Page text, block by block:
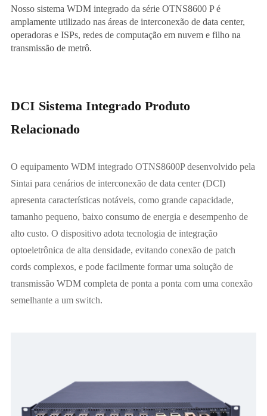
Nosso sistema WDM integrado da série OTNS8600 P é
amplamente utilizado nas áreas de interconexão de data center,
operadoras e ISPs, redes de computação em nuvem e filho na
transmissão de metrô.
DCI Sistema Integrado Produto
Relacionado
O equipamento WDM integrado OTNS8600P desenvolvido pela
Sintai para cenários de interconexão de data center (DCI)
apresenta características notáveis, como grande capacidade,
tamanho pequeno, baixo consumo de energia e desempenho de
alto custo. O dispositivo adota tecnologia de integração
optoeletrônica de alta densidade, evitando conexão de patch
cords complexos, e pode facilmente formar uma solução de
transmissão WDM completa de ponta a ponta com uma conexão
semelhante a um switch.
12X100G → 1.2T Sistema